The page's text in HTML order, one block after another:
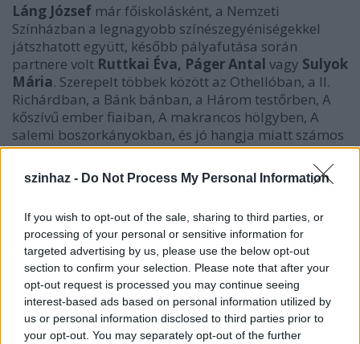
szinhaz - Do Not Process My Personal Information
If you wish to opt-out of the sale, sharing to third parties, or
processing of your personal or sensitive information for
targeted advertising by us, please use the below opt-out
section to confirm your selection. Please note that after your
opt-out request is processed you may continue seeing
interest-based ads based on personal information utilized by
us or personal information disclosed to third parties prior to
your opt-out. You may separately opt-out of the further
Láng József már főiskolásként, a Nemzeti
Színházban a legnagyobb színészegyéniségekkel
játszhatott együtt, később pályafutása során
partnere volt Ruttkai Éva, Páger Antal vagy Sulyok
Mária. Szerepelt többek között az Othellóban, a II.
Richárdban, a Bánk bánban, a Három testőrben, A
kőszívű ember fiaiban, A makrancos hölgyben, A
salemi boszorkányokban, és jó hangja miatt számos
alkalommal énekelhetett is a színpadon.